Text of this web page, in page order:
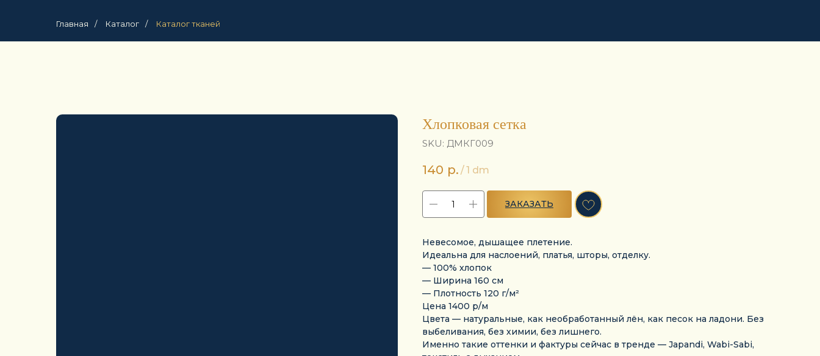
Главная / Каталог / Каталог тканей
Хлопковая сетка
SKU: ДМКГ009
140 р. /1 dm
ЗАКАЗАТЬ
Невесомое, дышащее плетение.
Идеальна для наслоений, платья, шторы, отделку.
— 100% хлопок
— Ширина 160 см
— Плотность 120 г/м²
Цена 1400 р/м
Цвета — натуральные, как необработанный лён, как песок на ладони. Без
выбеливания, без химии, без лишнего.
Именно такие оттенки и фактуры сейчас в тренде — Japandi, Wabi-Sabi,